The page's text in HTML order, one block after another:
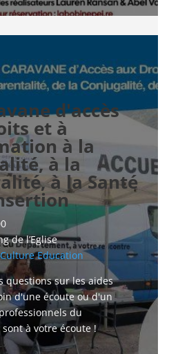
d'accès
et à
à la
à la
à la Santé
de l’Eglise
Culture Education
questions sur les aides
d'une écoute ou d'un
du
à votre écoute !